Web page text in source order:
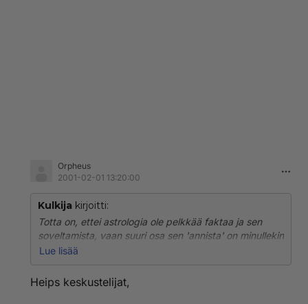
Orpheus
2001-02-01 13:20:00
Kulkija kirjoitti:
Totta on, ettei astrologia ole pelkkää faktaa ja sen
soveltamista, vaan suuri osa sen 'annista' on minullekin
ollut aivan muuta. Oivalluksia, näkökulmien
ulottuvuuksia... Ehkä astrologian 'vastustajat' ja
epäilijät ovat sitten sellaisia ihmisiä, joiden pitää pystyä
Lue lisää
Heips keskustelijat,